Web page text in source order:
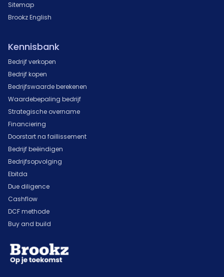
Sitemap
Brookz English
Kennisbank
Bedrijf verkopen
Bedrijf kopen
Bedrijfswaarde berekenen
Waardebepaling bedrijf
Strategische overname
Financiering
Doorstart na faillissement
Bedrijf beëindigen
Bedrijfsopvolging
Ebitda
Due diligence
Cashflow
DCF methode
Buy and build